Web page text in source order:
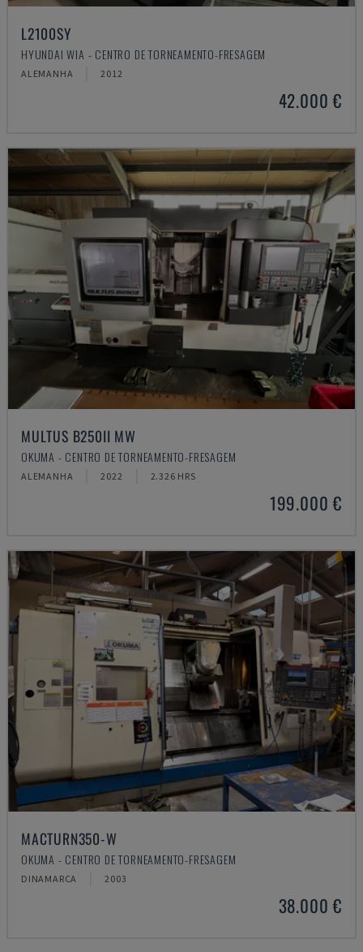
L2100SY
HYUNDAI WIA - CENTRO DE TORNEAMENTO-FRESAGEM
ALEMANHA 2012
42.000 €
MULTUS B250II MW
OKUMA - CENTRO DE TORNEAMENTO-FRESAGEM
ALEMANHA 2022 2.326 HRS
199.000 €
MACTURN350-W
OKUMA - CENTRO DE TORNEAMENTO-FRESAGEM
DINAMARCA 2003
38.000 €